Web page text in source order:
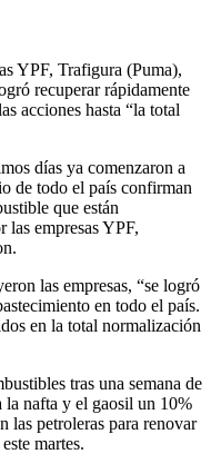
YPF, Trafigura (Puma),
recuperar rápidamente
acciones hasta “la total
días ya comenzaron a
de todo el país confirman
que están
las empresas YPF,
las empresas, “se logró
en todo el país.
en la total normalización
tras una semana de
la nafta y el gaosil un 10%
las petroleras para renovar
martes.